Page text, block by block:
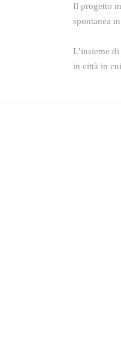
Il progetto
spontanea
L’insieme
in città in